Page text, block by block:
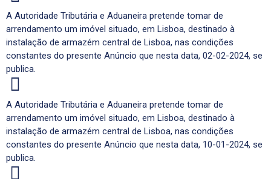
A Autoridade Tributária e Aduaneira pretende tomar de
arrendamento um imóvel situado, em Lisboa, destinado à
instalação de armazém central de Lisboa, nas condições
constantes do presente Anúncio que nesta data, 02-02-2024, se
publica.
A Autoridade Tributária e Aduaneira pretende tomar de
arrendamento um imóvel situado, em Lisboa, destinado à
instalação de armazém central de Lisboa, nas condições
constantes do presente Anúncio que nesta data, 10-01-2024, se
publica.